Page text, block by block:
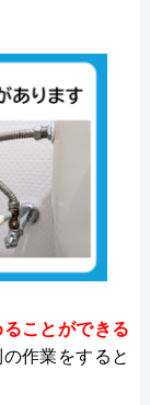
ことができる
作業をすると